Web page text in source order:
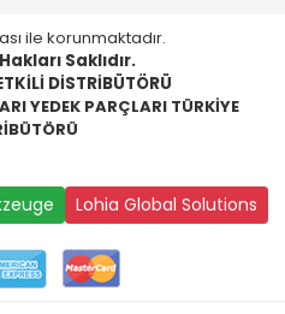
ile korunmaktadır.
Saklıdır.
DİSTRİBÜTÖRÜ
YEDEK PARÇLARI TÜRKİYE
Lohia Global Solutions